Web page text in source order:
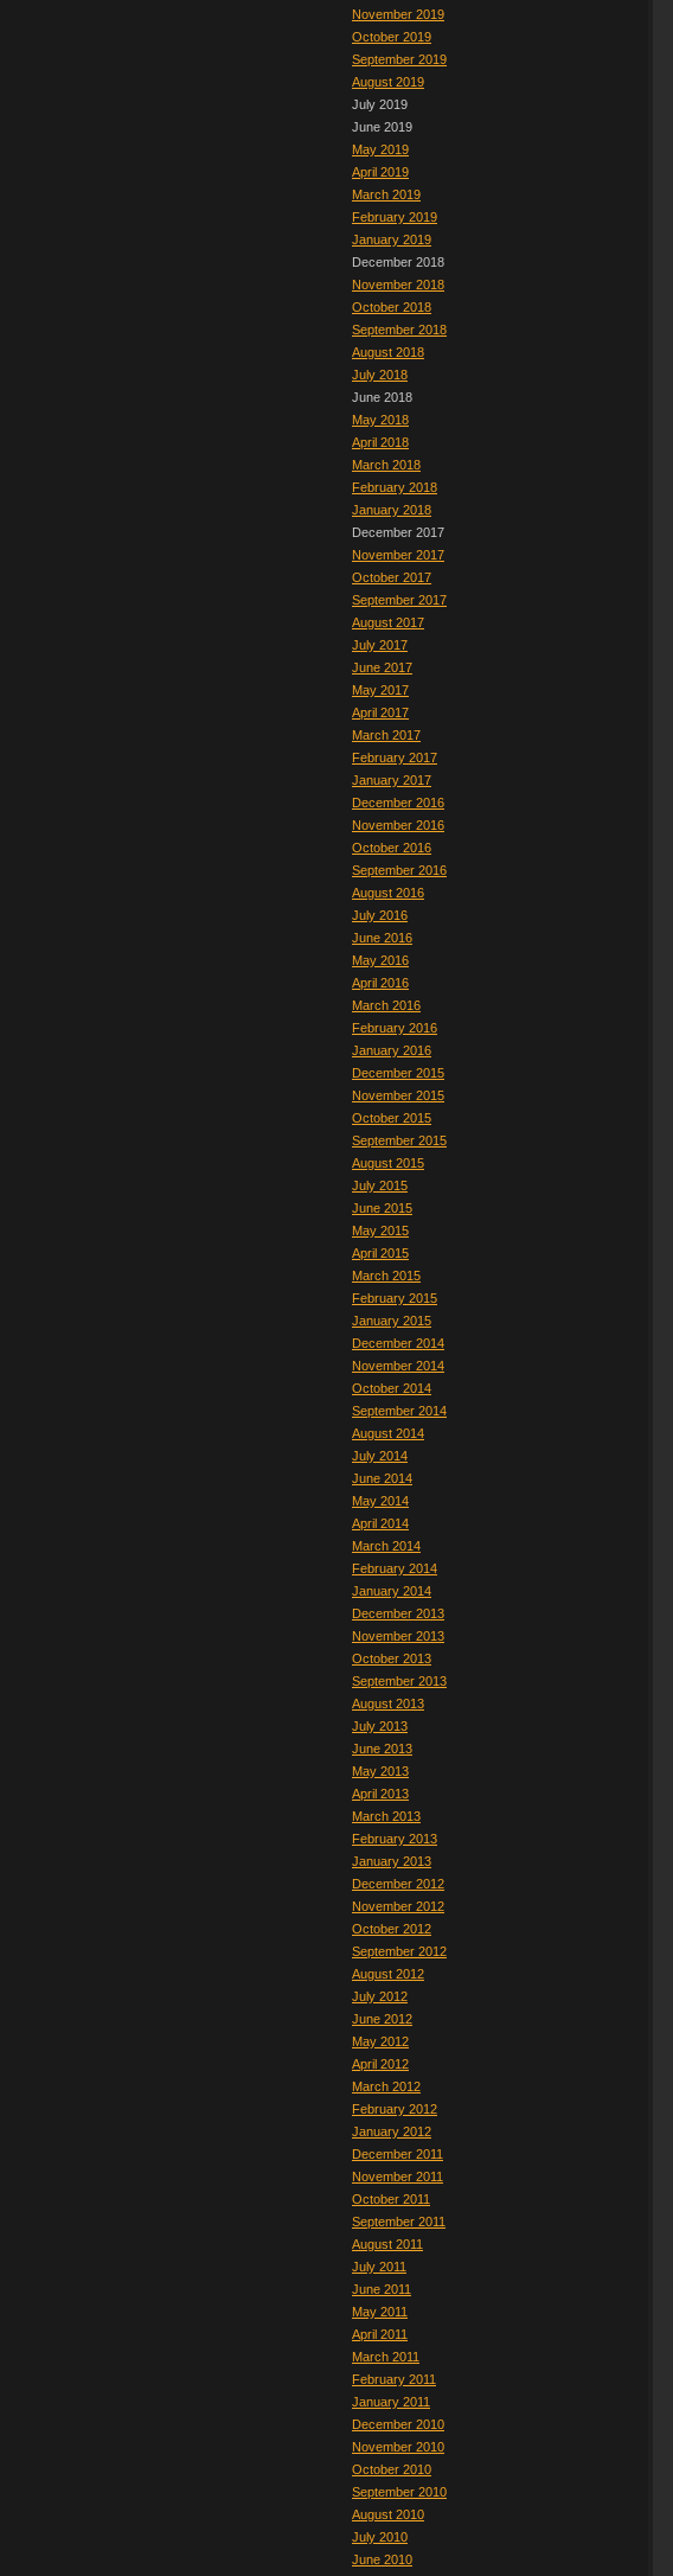
November 2019
October 2019
September 2019
August 2019
July 2019
June 2019
May 2019
April 2019
March 2019
February 2019
January 2019
December 2018
November 2018
October 2018
September 2018
August 2018
July 2018
June 2018
May 2018
April 2018
March 2018
February 2018
January 2018
December 2017
November 2017
October 2017
September 2017
August 2017
July 2017
June 2017
May 2017
April 2017
March 2017
February 2017
January 2017
December 2016
November 2016
October 2016
September 2016
August 2016
July 2016
June 2016
May 2016
April 2016
March 2016
February 2016
January 2016
December 2015
November 2015
October 2015
September 2015
August 2015
July 2015
June 2015
May 2015
April 2015
March 2015
February 2015
January 2015
December 2014
November 2014
October 2014
September 2014
August 2014
July 2014
June 2014
May 2014
April 2014
March 2014
February 2014
January 2014
December 2013
November 2013
October 2013
September 2013
August 2013
July 2013
June 2013
May 2013
April 2013
March 2013
February 2013
January 2013
December 2012
November 2012
October 2012
September 2012
August 2012
July 2012
June 2012
May 2012
April 2012
March 2012
February 2012
January 2012
December 2011
November 2011
October 2011
September 2011
August 2011
July 2011
June 2011
May 2011
April 2011
March 2011
February 2011
January 2011
December 2010
November 2010
October 2010
September 2010
August 2010
July 2010
June 2010